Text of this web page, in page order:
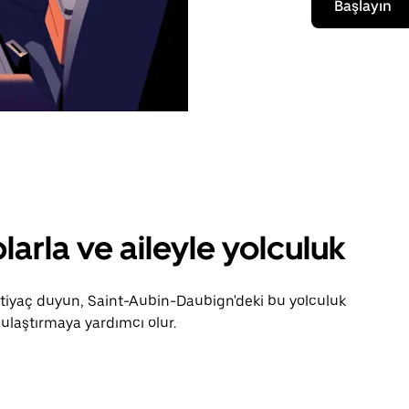
Başlayın
ve aileyle yolculuk
duyun, Saint-Aubin-Daubign'deki bu yolculuk
yardımcı olur.